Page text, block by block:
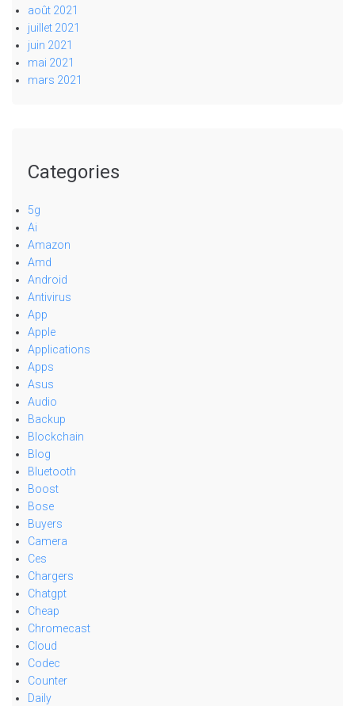
août 2021
juillet 2021
juin 2021
mai 2021
mars 2021
Categories
5g
Ai
Amazon
Amd
Android
Antivirus
App
Apple
Applications
Apps
Asus
Audio
Backup
Blockchain
Blog
Bluetooth
Boost
Bose
Buyers
Camera
Ces
Chargers
Chatgpt
Cheap
Chromecast
Cloud
Codec
Counter
Daily